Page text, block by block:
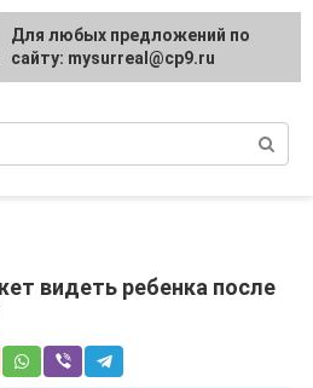
семейных
видеть ребенка после
Для любых предложений по
сайту: mysurreal@cp9.ru